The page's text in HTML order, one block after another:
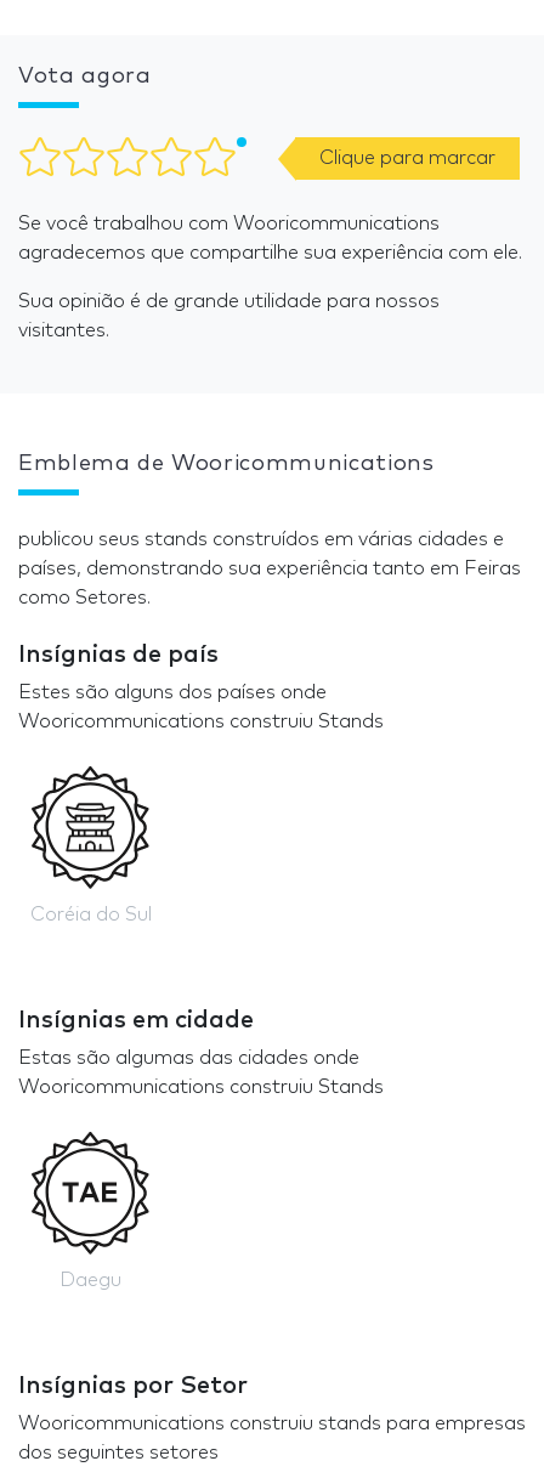
Vota agora
Clique para marcar
Se você trabalhou com Wooricommunications
agradecemos que compartilhe sua experiência com ele.
Sua opinião é de grande utilidade para nossos
visitantes.
Emblema de Wooricommunications
publicou seus stands construídos em várias cidades e
países, demonstrando sua experiência tanto em Feiras
como Setores.
Insígnias de país
Estes são alguns dos países onde
Wooricommunications construiu Stands
Coréia do Sul
Insígnias em cidade
Estas são algumas das cidades onde
Wooricommunications construiu Stands
Daegu
Insígnias por Setor
Wooricommunications construiu stands para empresas
dos seguintes setores